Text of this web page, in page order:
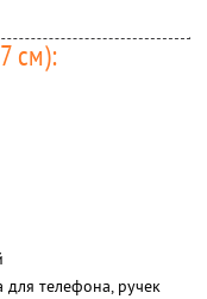
см):
для телефона, ручек